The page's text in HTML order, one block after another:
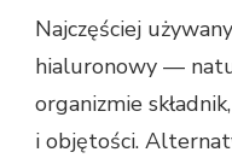
Najczęściej
hialuronowy —
organizmie
i objętości.